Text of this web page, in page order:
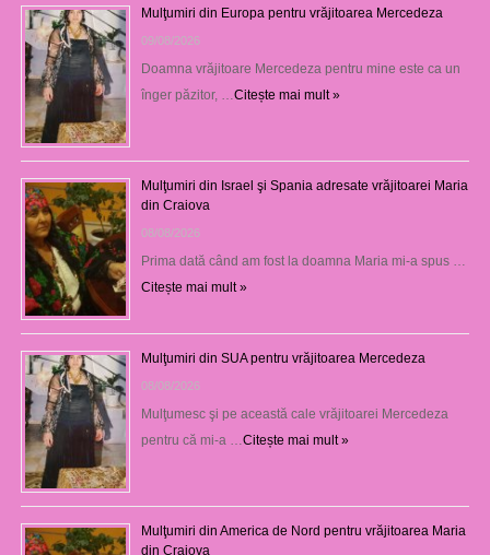
Mulţumiri din Europa pentru vrăjitoarea Mercedeza
09/08/2026
Doamna vrăjitoare Mercedeza pentru mine este ca un
înger păzitor, … Citește mai mult »
Mulţumiri din Israel şi Spania adresate vrăjitoarei Maria
din Craiova
08/08/2026
Prima dată când am fost la doamna Maria mi-a spus …
Citește mai mult »
Mulţumiri din SUA pentru vrăjitoarea Mercedeza
08/08/2026
Mulţumesc şi pe această cale vrăjitoarei Mercedeza
pentru că mi-a … Citește mai mult »
Mulţumiri din America de Nord pentru vrăjitoarea Maria
din Craiova